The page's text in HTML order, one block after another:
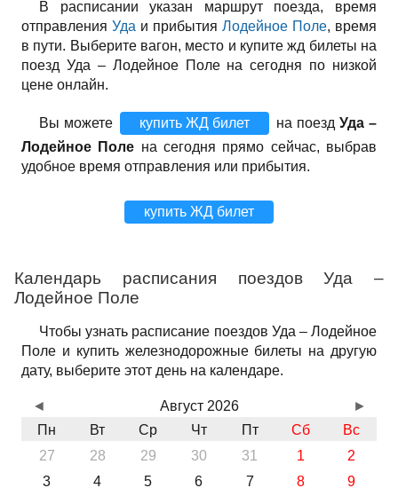
В расписании указан маршрут поезда, время
отправления Уда и прибытия Лодейное Поле, время
в пути. Выберите вагон, место и купите жд билеты на
поезд Уда – Лодейное Поле на сегодня по низкой
цене онлайн.
Вы можете купить ЖД билет на поезд Уда –
Лодейное Поле на сегодня прямо сейчас, выбрав
удобное время отправления или прибытия.
купить ЖД билет
Календарь расписания поездов Уда –
Лодейное Поле
Чтобы узнать расписание поездов Уда – Лодейное
Поле и купить железнодорожные билеты на другую
дату, выберите этот день на календаре.
Август 2026
Пн
Вт Ср Чт Пт Сб
Вс
27
28 29 30 31 1
2
3
4 5 6 7 8
9
◄ ►